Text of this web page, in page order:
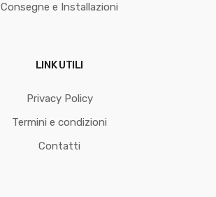
Consegne e Installazioni
LINK UTILI
Privacy Policy
Termini e condizioni
Contatti